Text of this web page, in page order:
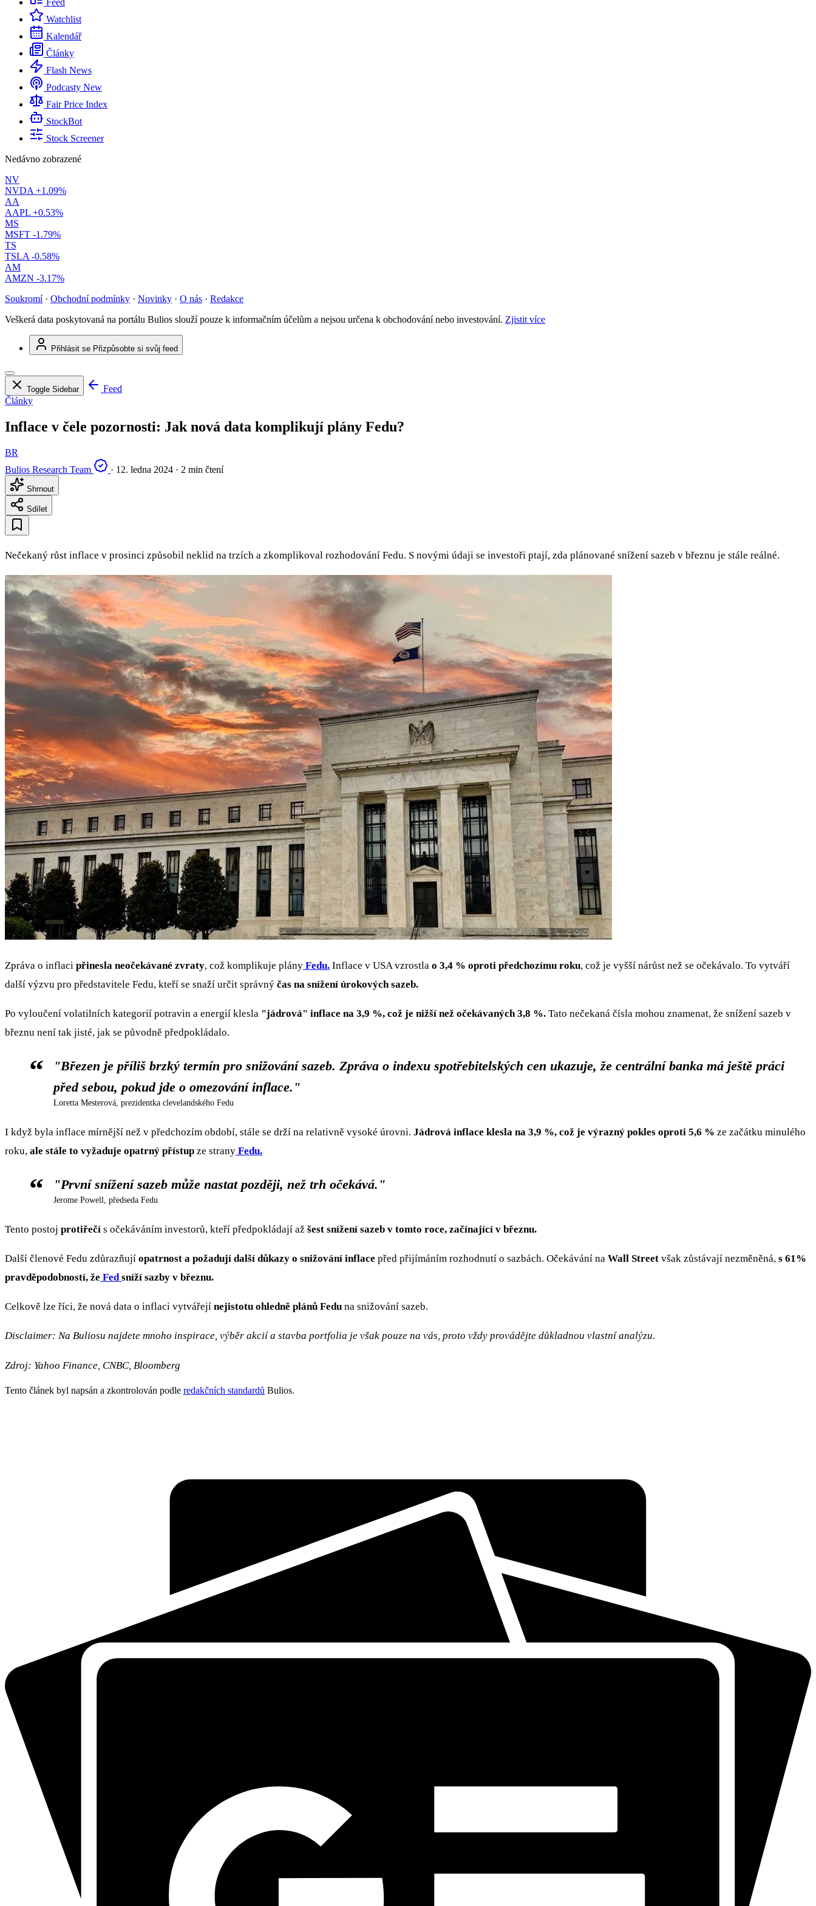
Feed
Watchlist
Kalendář
Články
Flash News
Podcasty New
Fair Price Index
StockBot
Stock Screener
Nedávno zobrazené
NV
NVDA +1.09%
AA
AAPL +0.53%
MS
MSFT -1.79%
TS
TSLA -0.58%
AM
AMZN -3.17%
Soukromí · Obchodní podmínky · Novinky · O nás · Redakce
Veškerá data poskytovaná na portálu Bulios slouží pouze k informačním účelům a nejsou určena k obchodování nebo investování. Zjistit více
Přihlásit se Přizpůsobte si svůj feed
Toggle Sidebar
Feed
Články
Inflace v čele pozornosti: Jak nová data komplikují plány Fedu?
BR
Bulios Research Team
· 12. ledna 2024 · 2 min čtení
Shrnout
Sdílet
Nečekaný růst inflace v prosinci způsobil neklid na trzích a zkomplikoval rozhodování Fedu. S novými údaji se investoři ptají, zda plánované snížení sazeb v březnu je stále reálné.
Zpráva o inflaci přinesla neočekávané zvraty, což komplikuje plány Fedu. Inflace v USA vzrostla o 3,4 % oproti předchozímu roku, což je vyšší nárůst než se očekávalo. To vytváří
další výzvu pro představitele Fedu, kteří se snaží určit správný čas na snížení úrokových sazeb.
Po vyloučení volatilních kategorií potravin a energií klesla "jádrová" inflace na 3,9 %, což je nižší než očekávaných 3,8 %. Tato nečekaná čísla mohou znamenat, že snížení sazeb v
březnu není tak jisté, jak se původně předpokládalo.
"Březen je příliš brzký termín pro snižování sazeb. Zpráva o indexu spotřebitelských cen ukazuje, že centrální banka má ještě práci
před sebou, pokud jde o omezování inflace."
Loretta Mesterová, prezidentka clevelandského Fedu
I když byla inflace mírnější než v předchozím období, stále se drží na relativně vysoké úrovni. Jádrová inflace klesla na 3,9 %, což je výrazný pokles oproti 5,6 % ze začátku minulého
roku, ale stále to vyžaduje opatrný přístup ze strany Fedu.
"První snížení sazeb může nastat později, než trh očekává."
Jerome Powell, předseda Fedu
Tento postoj protiřečí s očekáváním investorů, kteří předpokládají až šest snížení sazeb v tomto roce, začínající v březnu.
Další členové Fedu zdůrazňují opatrnost a požadují další důkazy o snižování inflace před přijímáním rozhodnutí o sazbách. Očekávání na Wall Street však zůstávají nezměněná, s 61%
pravděpodobností, že Fedsníží sazby v březnu.
Celkově lze říci, že nová data o inflaci vytvářejí nejistotu ohledně plánů Fedu na snižování sazeb.
Disclaimer: Na Buliosu najdete mnoho inspirace, výběr akcií a stavba portfolia je však pouze na vás, proto vždy provádějte důkladnou vlastní analýzu.
Zdroj: Yahoo Finance, CNBC, Bloomberg
Tento článek byl napsán a zkontrolován podle redakčních standardů Bulios.